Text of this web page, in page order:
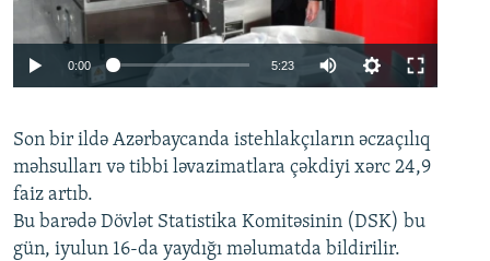
Auto 240p 360p 480p
720p 1080p
0:00 5:23
360p
480p
720p
1080p
Son bir ildə Azərbaycanda istehlakçıların əczaçılıq
məhsulları və tibbi ləvazimatlara çəkdiyi xərc 24,9
faiz artıb.
Bu barədə Dövlət Statistika Komitəsinin (DSK) bu
gün, iyulun 16-da yaydığı məlumatda bildirilir.